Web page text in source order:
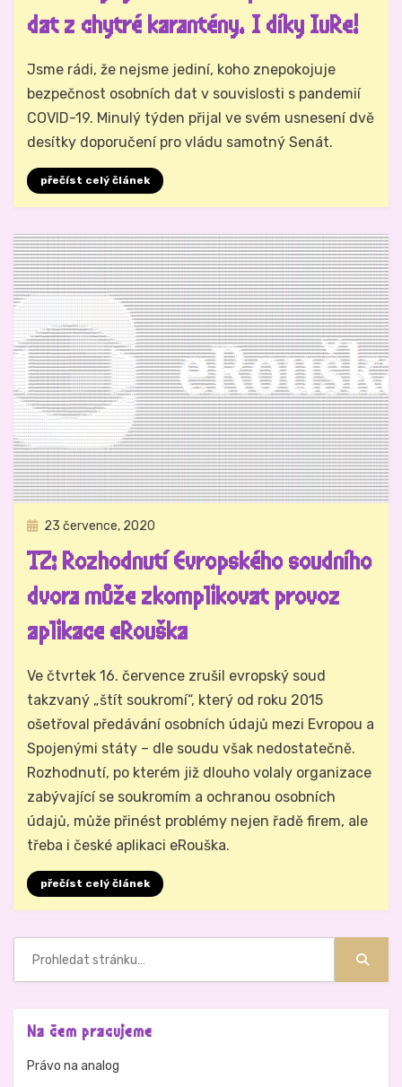
dat z chytré karantény. I díky IuRe!
Autor Hynek Trojánek
Jsme rádi, že nejsme jediní, koho znepokojuje
bezpečnost osobních dat v souvislosti s pandemií
COVID-19. Minulý týden přijal ve svém usnesení dvě
desítky doporučení pro vládu samotný Senát.
přečíst celý článek
Zveřejněno
23 července, 2020
TZ: Rozhodnutí Evropského soudního
dvora může zkomplikovat provoz
aplikace eRouška
Autor Hynek Trojánek
Ve čtvrtek 16. července zrušil evropský soud
takzvaný „štít soukromí“, který od roku 2015
ošetřoval předávání osobních údajů mezi Evropou a
Spojenými státy – dle soudu však nedostatečně.
Rozhodnutí, po kterém již dlouho volaly organizace
zabývající se soukromím a ochranou osobních
údajů, může přinést problémy nejen řadě firem, ale
třeba i české aplikaci eRouška.
přečíst celý článek
Na čem pracujeme
Právo na analog